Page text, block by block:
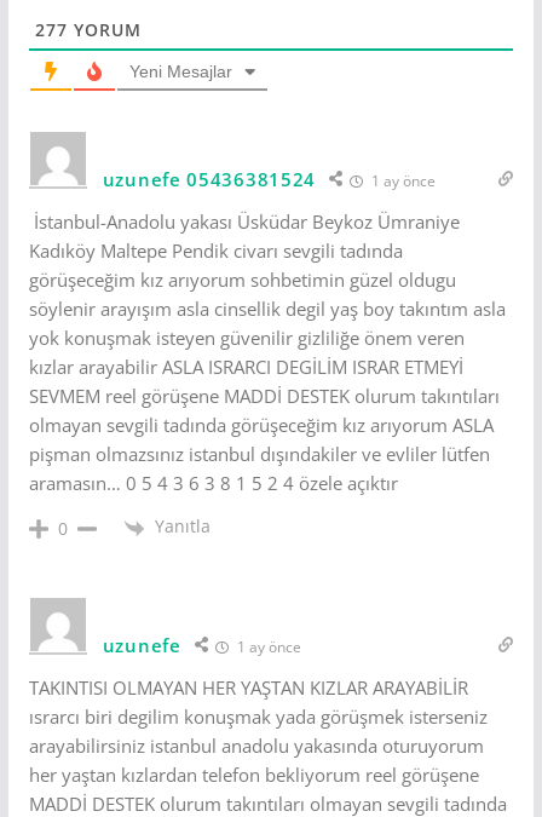
277 YORUM
Yeni Mesajlar
uzunefe 05436381524 1 ay önce
İstanbul-Anadolu yakası Üsküdar Beykoz Ümraniye
Kadıköy Maltepe Pendik civarı sevgili tadında
görüşeceğim kız arıyorum sohbetimin güzel oldugu
söylenir arayışım asla cinsellik degil yaş boy takıntım asla
yok konuşmak isteyen güvenilir gizliliğe önem veren
kızlar arayabilir ASLA ISRARCI DEGİLİM ISRAR ETMEYİ
SEVMEM reel görüşene MADDİ DESTEK olurum takıntıları
olmayan sevgili tadında görüşeceğim kız arıyorum ASLA
pişman olmazsınız istanbul dışındakiler ve evliler lütfen
aramasın… 0 5 4 3 6 3 8 1 5 2 4 özele açıktır
0 Yanıtla
uzunefe 1 ay önce
TAKINTISI OLMAYAN HER YAŞTAN KIZLAR ARAYABİLİR
ısrarcı biri degilim konuşmak yada görüşmek isterseniz
arayabilirsiniz istanbul anadolu yakasında oturuyorum
her yaştan kızlardan telefon bekliyorum reel görüşene
MADDİ DESTEK olurum takıntıları olmayan sevgili tadında